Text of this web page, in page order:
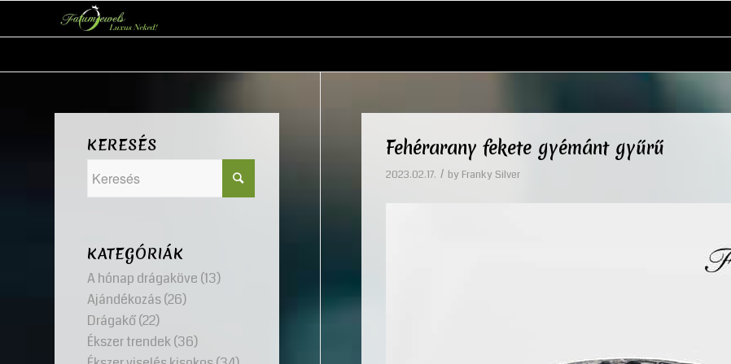
Fehérarany fekete gyémánt gyűrű
2023.02.17. / by Franky Silver
KERESÉS
KATEGÓRIÁK
A hónap drágaköve (13)
Ajándékozás(26)
Drágakő(22)
Ékszer trendek(36)